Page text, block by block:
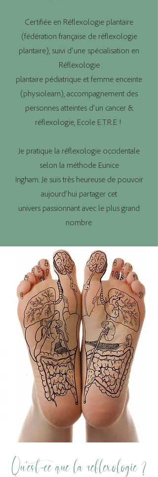
Certifiée en Réflexologie plantaire
(fédération française de réflexologie
plantaire), suivi d’une spécialisation en
Réflexologie
plantaire pédiatrique et femme enceinte
(physiolearn), accompagnement des
personnes atteintes d’un cancer &
réflexologie, Ecole E.T.R.E !
Je pratique la réflexologie occidentale
selon la méthode Eunice
Ingham. Je suis très heureuse de pouvoir
aujourd’hui partager cet
univers passionnant avec le plus grand
nombre.
Qu’est-ce que la réflexologie ?